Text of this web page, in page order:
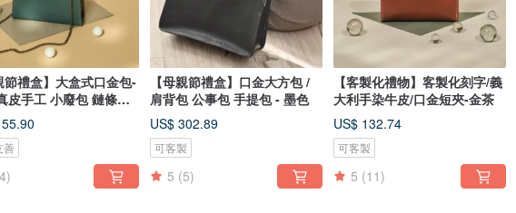
節禮盒】大盒式口金包-
皮手工 小廢包 鏈條包
善
【母親節禮盒】口金大方包 /
肩背包 公事包 手提包 - 墨色
US$ 302.89
可客製
5 (5)
【客製化禮物】客製化刻字/義
大利手染牛皮/口金短夾-金茶
US$ 132.74
可客製
5 (11)